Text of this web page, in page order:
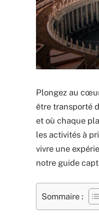
Plongez au
être transporté
et où chaque
les activités à
vivre une
notre guide
Sommaire :